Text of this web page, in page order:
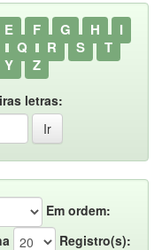
E F G H
I
Q R S
T
Y Z
letras:
Em ordem:
Registro(s):